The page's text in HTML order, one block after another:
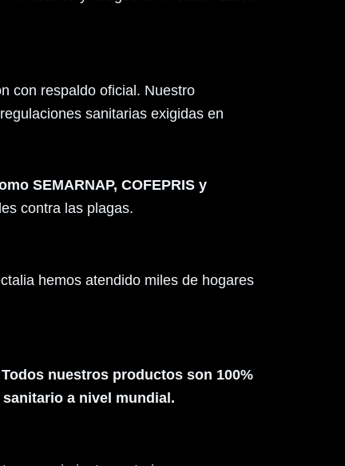
con respaldo oficial. Nuestro
sanitarias exigidas en
SEMARNAP, COFEPRIS y
contra las plagas.
hemos atendido miles de hogares
Todos nuestros productos son 100%
a nivel mundial.